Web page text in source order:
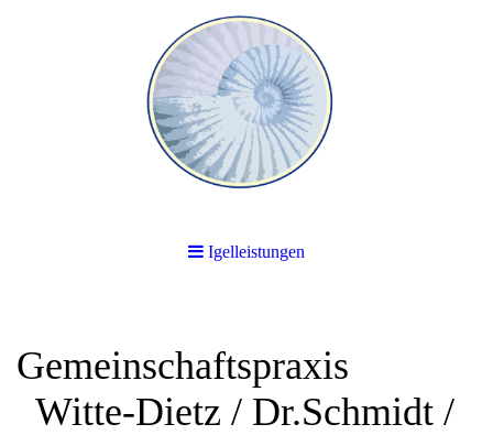
Igelleistungen
Gemeinschaftspraxis
Witte-Dietz / Dr.Schmidt /